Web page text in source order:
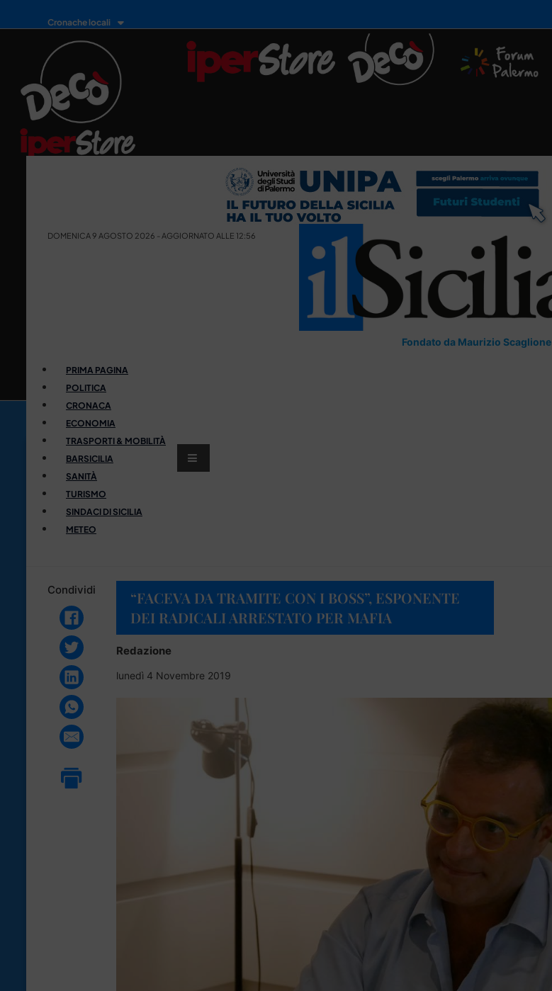
Cronache locali
DOMENICA 9 AGOSTO 2026 - AGGIORNATO ALLE 12:56
Fondato da Maurizio Scaglione
PRIMA PAGINA
POLITICA
CRONACA
ECONOMIA
TRASPORTI & MOBILITÀ
BARSICILIA
SANITÀ
TURISMO
SINDACI DI SICILIA
METEO
Condividi
“FACEVA DA TRAMITE CON I BOSS”, ESPONENTE
DEI RADICALI ARRESTATO PER MAFIA
Redazione
lunedì 4 Novembre 2019